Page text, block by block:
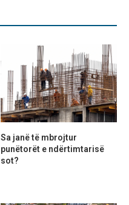
Sa janë të mbrojtur
punëtorët e ndërtimtarisë
sot?